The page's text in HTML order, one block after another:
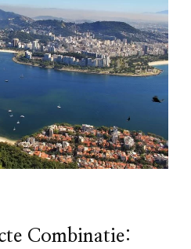
Combinatie: